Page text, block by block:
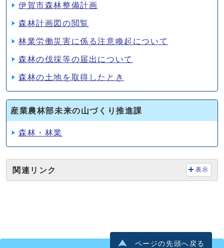
伊賀市森林整備計画
森林計画図の閲覧
林業労働災害に係る注意喚起について
森林の伐採等の届出について
森林の土地を取得したとき
産業農林部未来の山づくり推進課
森林・林業
関連リンク 表示
ページの先頭へ戻る